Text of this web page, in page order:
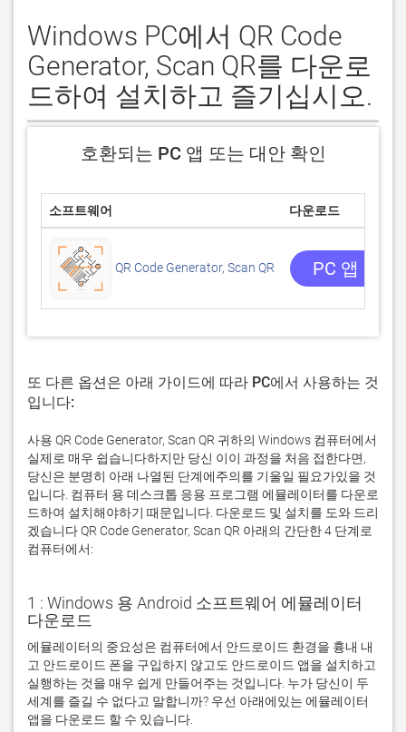
Windows PC에서 QR Code
Generator, Scan QR를 다운로
드하여 설치하고 즐기십시오.
호환되는 PC 앱 또는 대안 확인
소프트웨어 다운로드
QR Code Generator, Scan QR PC 앱 받기
또 다른 옵션은 아래 가이드에 따라 PC에서 사용하는 것
입니다:
사용 QR Code Generator, Scan QR 귀하의 Windows 컴퓨터에서
실제로 매우 쉽습니다하지만 당신 이이 과정을 처음 접한다면,
당신은 분명히 아래 나열된 단계에주의를 기울일 필요가있을 것
입니다. 컴퓨터 용 데스크톱 응용 프로그램 에뮬레이터를 다운로
드하여 설치해야하기 때문입니다. 다운로드 및 설치를 도와 드리
겠습니다 QR Code Generator, Scan QR 아래의 간단한 4 단계로
컴퓨터에서:
1 : Windows 용 Android 소프트웨어 에뮬레이터
다운로드
에뮬레이터의 중요성은 컴퓨터에서 안드로이드 환경을 흉내 내
고 안드로이드 폰을 구입하지 않고도 안드로이드 앱을 설치하고
실행하는 것을 매우 쉽게 만들어주는 것입니다. 누가 당신이 두
세계를 즐길 수 없다고 말합니까? 우선 아래에있는 에뮬레이터